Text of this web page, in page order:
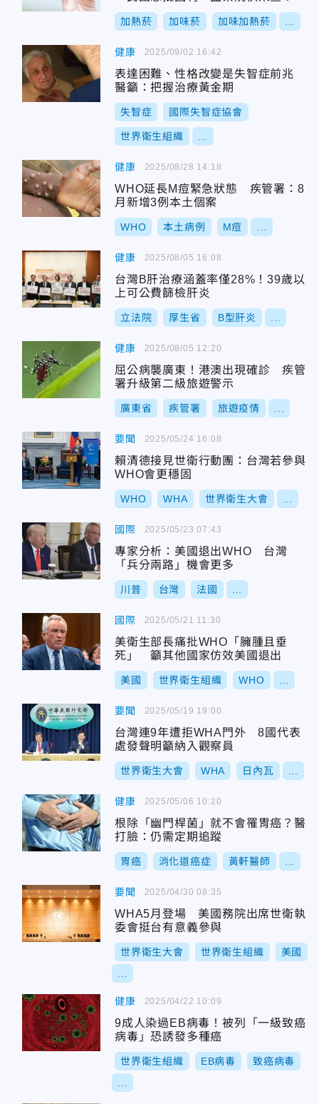
加熱菸 加味菸 加味加熱菸
健康
表達困難、性格改變是失智症前兆
醫籲：把握治療黃金期
失智症 國際失智症協會
世界衛生組織
2025/09/02 16:42
健康
WHO延長M痘緊急狀態 疾管署：8
月新增3例本土個案
WHO 本土病例 M痘
2025/08/28 14:18
健康
台灣B肝治療涵蓋率僅28%！39歲以
上可公費篩檢肝炎
立法院 厚生省 B型肝炎
2025/08/05 16:08
健康
屈公病襲廣東！港澳出現確診 疾管
署升級第二級旅遊警示
廣東省 疾管署 旅遊疫情
2025/08/05 12:20
要聞
賴清德接見世衛行動團：台灣若參與
WHO會更穩固
WHO WHA 世界衛生大會
2025/05/24 16:08
國際
專家分析：美國退出WHO 台灣
「兵分兩路」機會更多
川普 台灣 法國
2025/05/23 07:43
國際
美衛生部長痛批WHO「臃腫且垂
死」 籲其他國家仿效美國退出
美國 世界衛生組織 WHO
2025/05/21 11:30
要聞
台灣連9年遭拒WHA門外 8國代表
處發聲明籲納入觀察員
世界衛生大會 WHA 日內瓦
2025/05/19 19:00
健康
根除「幽門桿菌」就不會罹胃癌？醫
打臉：仍需定期追蹤
胃癌 消化道癌症 黃軒醫師
2025/05/06 10:20
要聞
WHA5月登場 美國務院出席世衛執
委會挺台有意義參與
世界衛生大會 世界衛生組織 美國
2025/04/30 08:35
健康
9成人染過EB病毒！被列「一級致癌
病毒」恐誘發多種癌
世界衛生組織 EB病毒 致癌病毒
2025/04/22 10:09